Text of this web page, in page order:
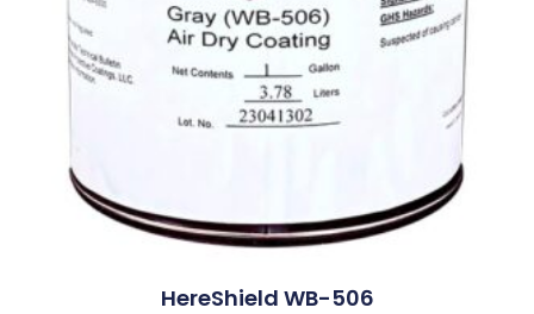
HereShield WB-506